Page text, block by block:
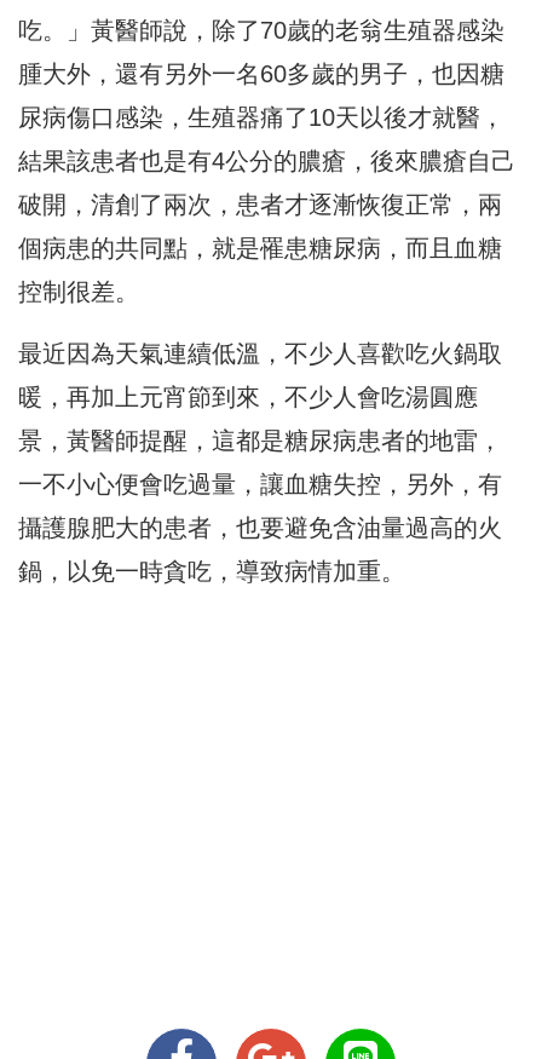
吃。」黃醫師說，除了70歲的老翁生殖器感染
腫大外，還有另外一名60多歲的男子，也因糖
尿病傷口感染，生殖器痛了10天以後才就醫，
結果該患者也是有4公分的膿瘡，後來膿瘡自己
破開，清創了兩次，患者才逐漸恢復正常，兩
個病患的共同點，就是罹患糖尿病，而且血糖
控制很差。
最近因為天氣連續低溫，不少人喜歡吃火鍋取
暖，再加上元宵節到來，不少人會吃湯圓應
景，黃醫師提醒，這都是糖尿病患者的地雷，
一不小心便會吃過量，讓血糖失控，另外，有
攝護腺肥大的患者，也要避免含油量過高的火
鍋，以免一時貪吃，導致病情加重。